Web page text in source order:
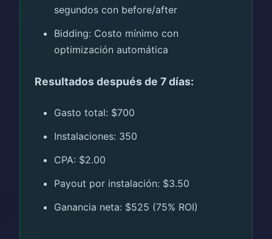
segundos con before/after
Bidding: Costo mínimo con
optimización automática
Resultados después de 7 días:
Gasto total: $700
Instalaciones: 350
CPA: $2.00
Payout por instalación: $3.50
Ganancia neta: $525 (75% ROI)